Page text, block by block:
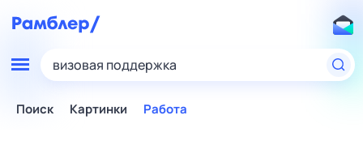
визовая поддержка
Поиск Картинки Работа